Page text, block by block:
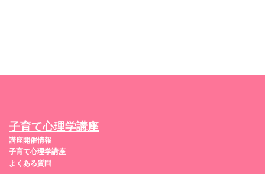
子育て心理学講座
講座開催情報
子育て心理学講座
よくある質問